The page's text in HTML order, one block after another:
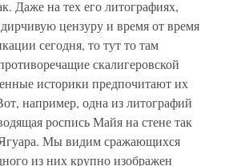
Даже на тех его литографиях,
цензуру и время от время
сегодня, то тут то там
скалигеровской
историки предпочитают их
например, одна из литографий
роспись Майя на стене так
Мы видим сражающихся
из них крупно изображен